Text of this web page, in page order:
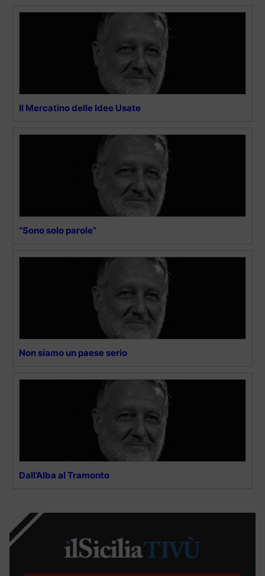
Il Mercatino delle Idee Usate
“Sono solo parole”
Non siamo un paese serio
Dall’Alba al Tramonto